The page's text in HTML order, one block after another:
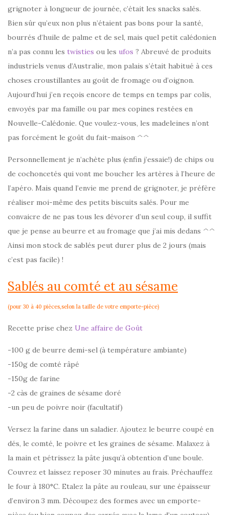
grignoter à longueur de journée, c’était les snacks salés.
Bien sûr qu’eux non plus n’étaient pas bons pour la santé,
bourrés d’huile de palme et de sel, mais quel petit calédonien
n’a pas connu les twisties ou les ufos ? Abreuvé de produits
industriels venus d’Australie, mon palais s’était habitué à ces
choses croustillantes au goût de fromage ou d’oignon.
Aujourd’hui j’en reçois encore de temps en temps par colis,
envoyés par ma famille ou par mes copines restées en
Nouvelle-Calédonie. Que voulez-vous, les madeleines n’ont
pas forcément le goût du fait-maison ^^
Personnellement je n’achète plus (enfin j’essaie!) de chips ou
de cochoncetés qui vont me boucher les artères à l’heure de
l’apéro. Mais quand l’envie me prend de grignoter, je préfère
réaliser moi-même des petits biscuits salés. Pour me
convaicre de ne pas tous les dévorer d’un seul coup, il suffit
que je pense au beurre et au fromage que j’ai mis dedans ^^
Ainsi mon stock de sablés peut durer plus de 2 jours (mais
c’est pas facile) !
Sablés au comté et au sésame
(pour 30 à 40 pièces,selon la taille de votre emporte-pièce)
Recette prise chez Une affaire de Goût
-100 g de beurre demi-sel (à température ambiante)
-150g de comté râpé
-150g de farine
-2 càs de graines de sésame doré
-un peu de poivre noir (facultatif)
Versez la farine dans un saladier. Ajoutez le beurre coupé en
dés, le comté, le poivre et les graines de sésame. Malaxez à
la main et pétrissez la pâte jusqu’à obtention d’une boule.
Couvrez et laissez reposer 30 minutes au frais. Préchauffez
le four à 180°C. Etalez la pâte au rouleau, sur une épaisseur
d’environ 3 mm. Découpez des formes avec un emporte-